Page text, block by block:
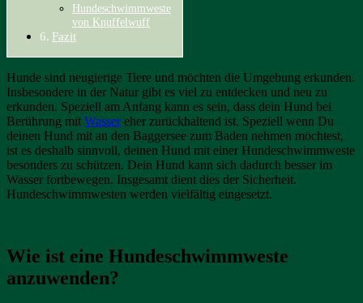
Hundeschwimmweste
von Knuffelwuff
Fazit
Hunde sind neugierige Tiere und möchten die Umgebung erkunden.
Insbesondere in der Natur gibt es viel zu entdecken und neu zu
erkunden. Speziell am Anfang kann es sein, dass dein Hund bei
Berührung mit Wassereher zurückhaltend ist. Speziell wenn Du
deinen Hund mit an den Baggersee zum Baden nehmen möchtest,
ist es deshalb sinnvoll, deinen Hund mit einer Hundeschwimmweste
besonders zu schützen. Dein Hund kann sich dadurch besser im
Wasser fortbewegen. Insgesamt dient dies der Sicherheit.
Hundeschwimmwesten werden vielfältig eingesetzt.
Wie ist eine Hundeschwimmweste
anzuwenden?